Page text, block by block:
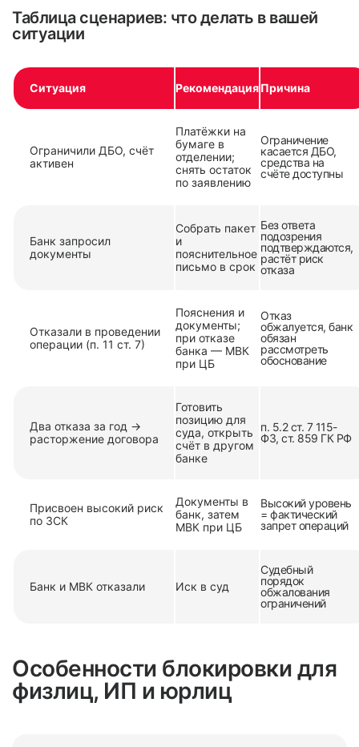
Таблица сценариев: что делать в вашей
ситуации
Ситуация РекомендацияПричина
Ограничили ДБО, счёт
активен
Платёжки на
бумаге в
отделении;
снять остаток
по заявлению
Ограничение
касается ДБО,
средства на
счёте доступны
Банк запросил
документы
Собрать пакет
и
пояснительное
письмо в срок
Без ответа
подозрения
подтверждаются,
растёт риск
отказа
Отказали в проведении
операции (п. 11 ст. 7)
Пояснения и
документы;
при отказе
банка — МВК
при ЦБ
Отказ
обжалуется, банк
обязан
рассмотреть
обоснование
Два отказа за год →
расторжение договора
Готовить
позицию для
суда, открыть
счёт в другом
банке
п. 5.2 ст. 7 115-
ФЗ, ст. 859 ГК РФ
Присвоен высокий риск
по ЗСК
Документы в
банк, затем
МВК при ЦБ
Высокий уровень
= фактический
запрет операций
Банк и МВК отказали Иск в суд
Судебный
порядок
обжалования
ограничений
Особенности блокировки для
физлиц, ИП и юрлиц